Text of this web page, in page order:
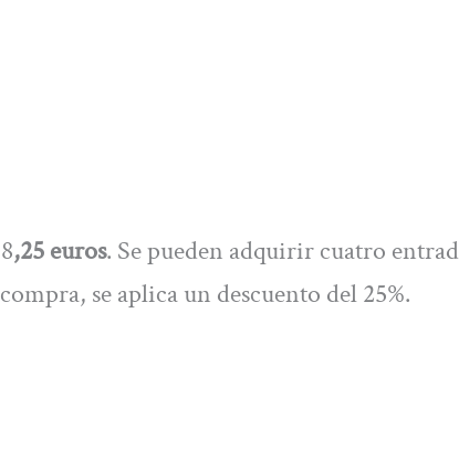
,25 euros. Se pueden adquirir cuatro
se aplica un descuento del 25%.